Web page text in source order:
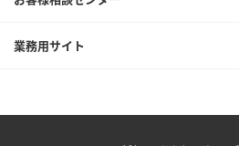
業務用サイト